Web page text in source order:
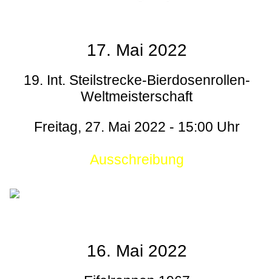
17. Mai 2022
19. Int. Steilstrecke-Bierdosenrollen-
Weltmeisterschaft
Freitag, 27. Mai 2022 - 15:00 Uhr
Ausschreibung
16. Mai 2022